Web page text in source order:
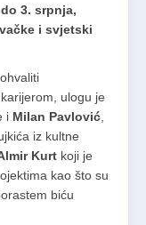
3. srpnja,
i svjetski
ulogu je
i Milan Pavlović
iz kultne
Kurt koji je
kao što su
biću